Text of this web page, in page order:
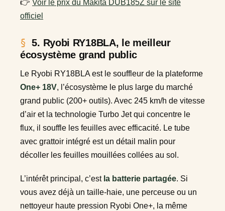
👉 Voir le prix du Makita DUB185Z sur le site
officiel
5. Ryobi RY18BLA, le meilleur
écosystème grand public
Le Ryobi RY18BLA est le souffleur de la plateforme
One+ 18V, l’écosystème le plus large du marché
grand public (200+ outils). Avec 245 km/h de vitesse
d’air et la technologie Turbo Jet qui concentre le
flux, il souffle les feuilles avec efficacité. Le tube
avec grattoir intégré est un détail malin pour
décoller les feuilles mouillées collées au sol.
L’intérêt principal, c’est la batterie partagée. Si
vous avez déjà un taille-haie, une perceuse ou un
nettoyeur haute pression Ryobi One+, la même